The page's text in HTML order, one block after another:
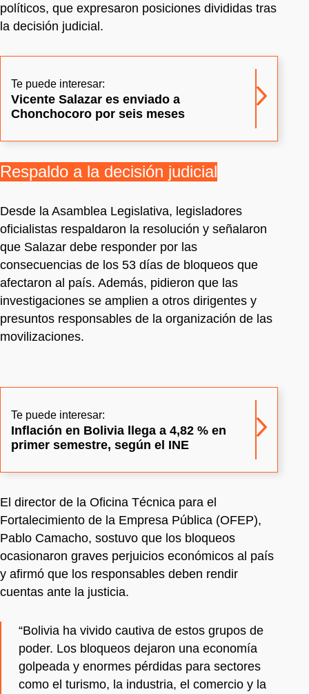
políticos, que expresaron posiciones divididas tras
la decisión judicial.
Te puede interesar:
Vicente Salazar es enviado a
Chonchocoro por seis meses
Respaldo a la decisión judicial
Desde la Asamblea Legislativa, legisladores
oficialistas respaldaron la resolución y señalaron
que Salazar debe responder por las
consecuencias de los 53 días de bloqueos que
afectaron al país. Además, pidieron que las
investigaciones se amplien a otros dirigentes y
presuntos responsables de la organización de las
movilizaciones.
Te puede interesar:
Inflación en Bolivia llega a 4,82 % en
primer semestre, según el INE
El director de la Oficina Técnica para el
Fortalecimiento de la Empresa Pública (OFEP),
Pablo Camacho, sostuvo que los bloqueos
ocasionaron graves perjuicios económicos al país
y afirmó que los responsables deben rendir
cuentas ante la justicia.
“Bolivia ha vivido cautiva de estos grupos de
poder. Los bloqueos dejaron una economía
golpeada y enormes pérdidas para sectores
como el turismo, la industria, el comercio y la